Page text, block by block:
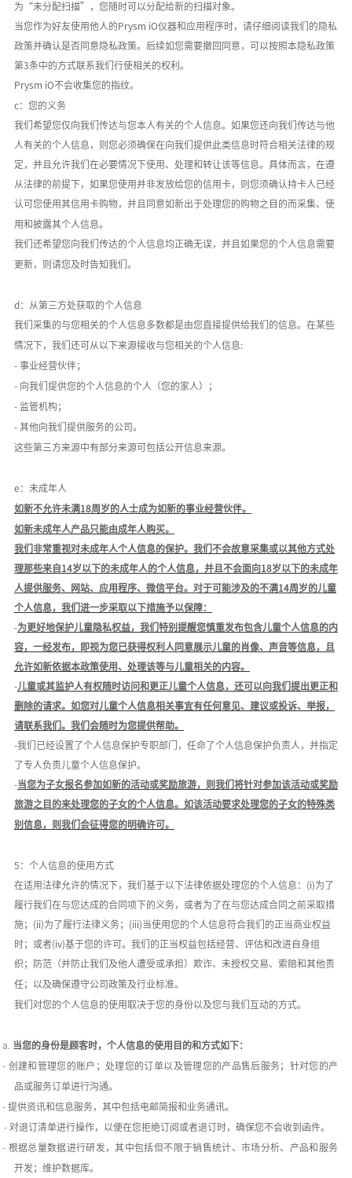
为 “未分配扫描” ，您随时可以分配给新的扫描对象。
当您作为好友使用他人的Prysm iO仪器和应用程序时，请仔细阅读我们的隐私
政策并确认是否同意隐私政策。 后续如您需要撤回同意，可以按照本隐私政策
第3条中的方式联系我们行使相关的权利。
Prysm iO不会收集您的指纹。
c：您的义务
我们希望您仅向我们传达与您本人有关的个人信息。如果您还向我们传达与他
人有关的个人信息，则您必须确保在向我们提供此类信息时符合相关法律的规
定，并且允许我们在必要情况下使用、处理和转让该等信息。具体而言，在遵
从法律的前提下，如果您使用并非发放给您的信用卡，则您须确认持卡人已经
认可您使用其信用卡购物，并且同意如新出于处理您的购物之目的而采集、使
用和披露其个人信息。
我们还希望您向我们传达的个人信息均正确无误，并且如果您的个人信息需要
更新，则请您及时告知我们。
d：从第三方处获取的个人信息
我们采集的与您相关的个人信息多数都是由您直接提供给我们的信息。在某些
情况下，我们还可从以下来源接收与您相关的个人信息 :
- 事业经营伙伴；
- 向我们提供您的个人信息的个人（您的家人）；
- 监管机构；
- 其他向我们提供服务的公司。
这些第三方来源中有部分来源可包括公开信息来源。
e：未成年人
如新不允许未满18周岁的人士成为如新的事业经营伙伴。
如新未成年人产品只能由成年人购买。
我们非常重视对未成年人个人信息的保护。 我们不会故意采集或以其他方式处
理那些来自14岁以下的未成年人的个人信息，并且不会面向18岁以下的未成年
人提供服务、网站、应用程序、微信平台。 对于可能涉及的不满14周岁的儿童
个人信息，我们进一步采取以下措施予以保障：
-为更好地保护儿童隐私权益，我们特别提醒您慎重发布包含儿童个人信息的内
容，一经发布，即视为您已获得权利人同意展示儿童的肖像、声音等信息，且
允许如新依据本政策使用、处理该等与儿童相关的内容。
-儿童或其监护人有权随时访问和更正儿童个人信息，还可以向我们提出更正和
删除的请求。如您对儿童个人信息相关事宜有任何意见、建议或投诉、举报，
请联系我们。我们会随时为您提供帮助。
-我们已经设置了个人信息保护专职部门，任命了个人信息保护负责人，并指定
了专人负责儿童个人信息保护。
-当您为子女报名参加如新的活动或奖励旅游，则我们将针对参加该活动或奖励
旅游之目的来处理您的子女的个人信息。如该活动要求处理您的子女的特殊类
别信息，则我们会征得您的明确许可。
5：个人信息的使用方式
在适用法律允许的情况下，我们基于以下法律依据处理您的个人信息： (i)为了
履行我们在与您达成的合同项下的义务，或者为了在与您达成合同之前采取措
施；(ii)为了履行法律义务；(iii)当使用您的个人信息符合我们的正当商业权益
时；或者(iv)基于您的许可。我们的正当权益包括经营、评估和改进自身组
织；防范（并防止我们及他人遭受或承担）欺诈、未授权交易、索赔和其他责
任；以及确保遵守公司政策及行业标准。
我们对您的个人信息的使用取决于您的身份以及您与我们互动的方式。
a. 当您的身份是顾客时，个人信息的使用目的和方式如下：
- 创建和管理您的账户；处理您的订单以及管理您的产品售后服务；针对您的产
品或服务订单进行沟通。
-提供资讯和信息服务，其中包括电邮简报和业务通讯。
- 对退订清单进行操作，以便在您拒绝订阅或者退订时，确保您不会收到函件。
- 根据总量数据进行研发，其中包括但不限于销售统计、市场分析、产品和服务
开发；维护数据库。